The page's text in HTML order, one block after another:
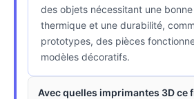
des objets nécessitant une
thermique et une durabilité,
prototypes, des pièces
modèles décoratifs.
Avec quelles imprimantes 3D ce